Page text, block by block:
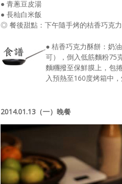
● 青蔥豆皮湯
● 長秈白米飯
◎ 餐後甜點：下午隨手烤的桔香巧克
● 桔香巧克力酥餅：奶
可），倒入低筋麵粉75
麵糰撥至保鮮膜上，包
入預熱至160度烤箱中
2014.01.13（一）晚餐